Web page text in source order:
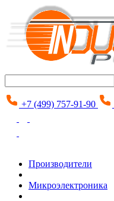
+7 (499) 757-91-90
Производители
Микроэлектроника